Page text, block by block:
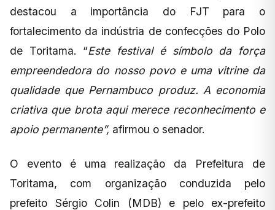
destacou a importância do FJT para o
fortalecimento da indústria de confecções do Polo
de Toritama. “Este festival é símbolo da força
empreendedora do nosso povo e uma vitrine da
qualidade que Pernambuco produz. A economia
criativa que brota aqui merece reconhecimento e
apoio permanente”, afirmou o senador.
O evento é uma realização da Prefeitura de
Toritama, com organização conduzida pelo
prefeito Sérgio Colin (MDB) e pelo ex-prefeito